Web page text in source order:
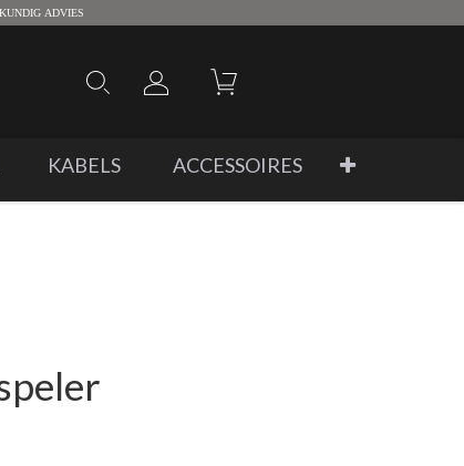
ADVIES
KABELS ACCESSOIRES